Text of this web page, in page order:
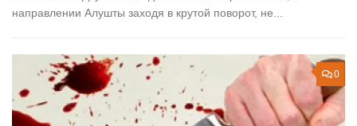
направлении Алушты заходя в крутой поворот, не...
0